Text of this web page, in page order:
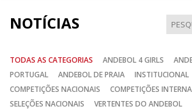
NOTÍCIAS
TODAS AS CATEGORIAS ANDEBOL 4 GIRLS
PORTUGAL
ANDEBOL DE PRAIA
INSTITUCIONAL
COMPETIÇÕES NACIONAIS
COMPETIÇÕES
SELEÇÕES NACIONAIS
VERTENTES DO ANDEBOL